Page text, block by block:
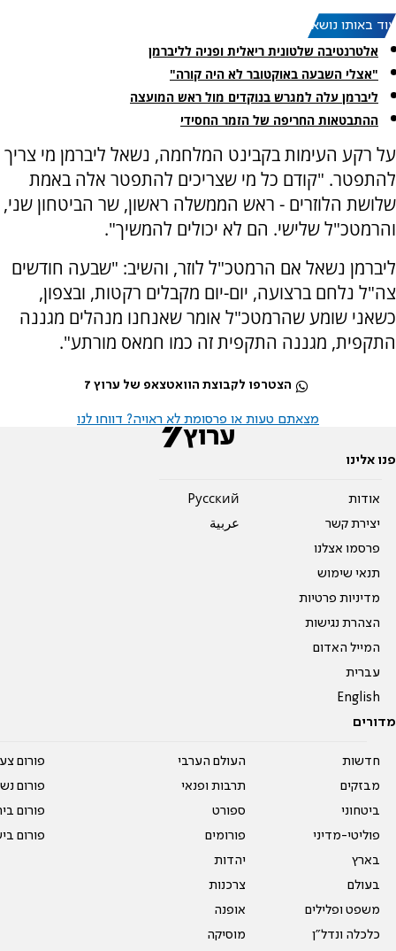
עוד באותו נושא:
אלטרנטיבה שלטונית ריאלית ופניה לליברמן
"אצלי השבעה באוקטובר לא היה קורה"
ליברמן עלה למגרש בנוקדים מול ראש המועצה
ההתבטאות החריפה של הזמר החסידי
על רקע העימות בקבינט המלחמה, נשאל ליברמן מי צריך
להתפטר. "קודם כל מי שצריכים להתפטר אלה באמת
שלושת הלוזרים - ראש הממשלה ראשון, שר הביטחון שני,
והרמטכ"ל שלישי. הם לא יכולים להמשיך".
ליברמן נשאל אם הרמטכ"ל לוזר, והשיב: "שבעה חודשים
צה"ל נלחם ברצועה, יום-יום מקבלים רקטות, ובצפון,
כשאני שומע שהרמטכ"ל אומר שאנחנו מנהלים מגננה
התקפית, מגננה התקפית זה כמו חמאס מורתע".
הצטרפו לקבוצת הוואטצאפ של ערוץ 7
מצאתם טעות או פרסומת לא ראויה? דווחו לנו
פנו אלינו
אודות
יצירת קשר
פרסמו אצלנו
תנאי שימוש
מדיניות פרטיות
הצהרת נגישות
המייל האדום
עברית
English
Pусский
عربية
מדורים
חדשות
מבזקים
ביטחוני
פוליטי-מדיני
בארץ
בעולם
משפט ופלילים
כלכלה ונדל"ן
העולם הערבי
תרבות ופנאי
ספורט
פורומים
יהדות
צרכנות
אופנה
מוסיקה
פורום
פורום
פורום
פורום